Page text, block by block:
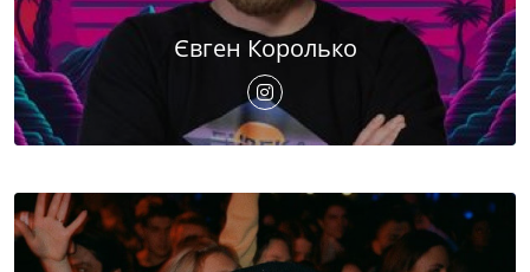
Євген Королько